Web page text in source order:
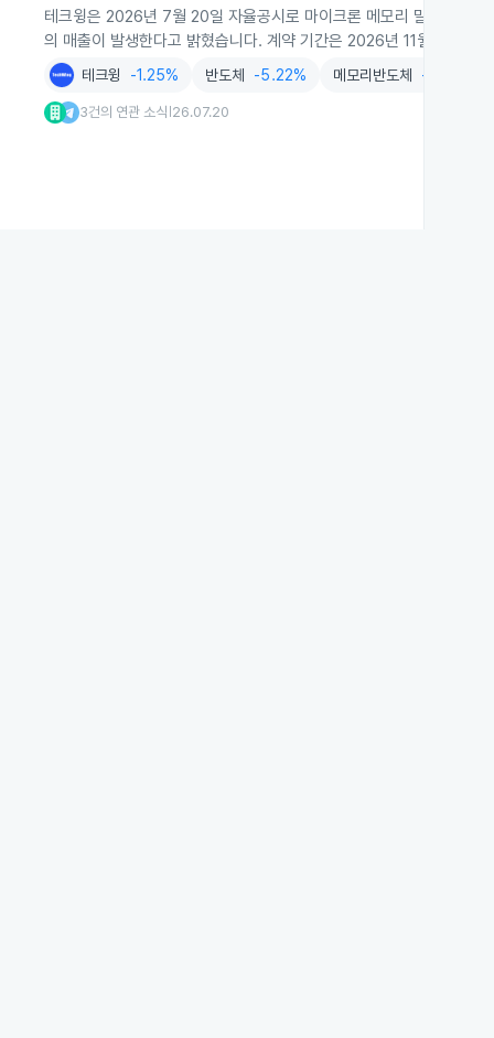
테크윙은 2026년 7월 20일 자율공시로 마이크론 메모리 말레이시
의 매출이 발생한다고 밝혔습니다. 계약 기간은 2026년 11월 3일부
테크윙 -1.25% 반도체 -5.22% 메모리반도체 -3.69%
3건의 연관 소식 26.07.20